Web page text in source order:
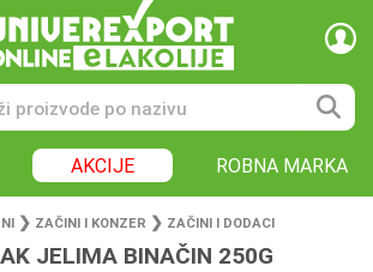
AKCIJE ROBNA MARKA
❯ ZAČINI I KONZER ❯ ZAČINI I DODACI
JELIMA BINAČIN 250G